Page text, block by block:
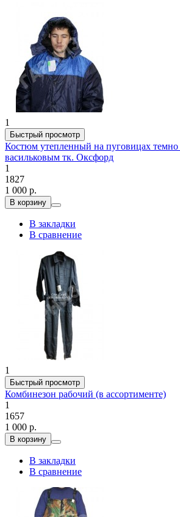
1
Быстрый просмотр
Костюм утепленный на пуговицах темно
васильковым тк. Оксфорд
1
1827
1 000 р.
В корзину
В закладки
В сравнение
1
Быстрый просмотр
Комбинезон рабочий (в ассортименте)
1
1657
1 000 р.
В корзину
В закладки
В сравнение